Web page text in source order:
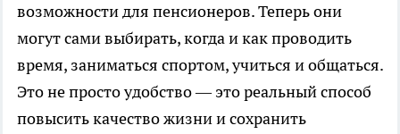
возможности для пенсионеров. Теперь они
могут сами выбирать, когда и как проводить
время, заниматься спортом, учиться и общаться.
Это не просто удобство — это реальный способ
повысить качество жизни и сохранить